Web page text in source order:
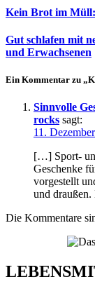
Kein Brot im
Gut schlafen mit
und Erwachsenen
Ein Kommentar zu
Sinnvolle
rocks sagt:
11.
[…] Sport-
Geschenke
vorgestellt
und
Die Kommentare